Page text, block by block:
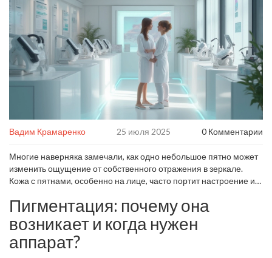
Вадим Крамаренко 25 июля 2025 0 Комментарии
Многие наверняка замечали, как одно небольшое пятно может
изменить ощущение от собственного отражения в зеркале.
Кожа с пятнами, особенно на лице, часто портит настроение и
макияжем. Но есть и радостная новость: за последние годы
технологии по удалению пигментации шагнули далеко вперёд.
Сегодня существует сразу несколько аппаратов, которые
обещают «стереть» нежеланные пятна быстро и
безболезненно. Казалось бы, выбрал и записался! Но не всё так
Пигментация: почему она
возникает и когда нужен
аппарат?